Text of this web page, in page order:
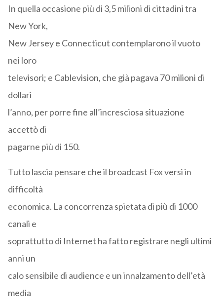
In quella occasione più di 3,5 milioni di cittadini tra
New York,
New Jersey e Connecticut contemplarono il vuoto
nei loro
televisori; e Cablevision, che già pagava 70 milioni di
dollari
l’anno, per porre fine all’incresciosa situazione
accettò di
pagarne più di 150.
Tutto lascia pensare che il broadcast Fox versi in
difficoltà
economica. La concorrenza spietata di più di 1000
canali e
soprattutto di Internet ha fatto registrare negli ultimi
anni un
calo sensibile di audience e un innalzamento dell’età
media